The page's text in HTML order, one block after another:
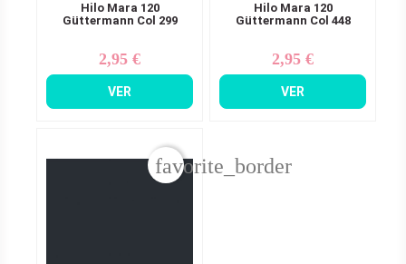
Hilo Mara 120
Güttermann Col 299
Precio
2,95 €
VER
Hilo Mara 120
Güttermann Col 448
Precio
2,95 €
VER
favorite_border